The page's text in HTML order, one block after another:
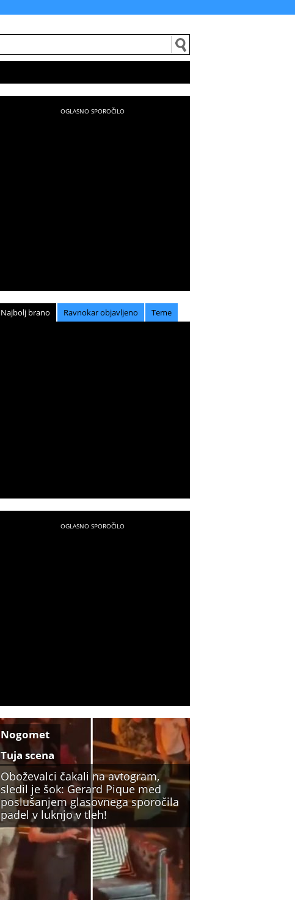
Najbolj brano Ravnokar objavljeno Teme
Oboževalci čakali na avtogram,
sledil je šok: Gerard Pique med
poslušanjem glasovnega sporočila
padel v luknjo v tleh!
Nogomet
Tuja scena